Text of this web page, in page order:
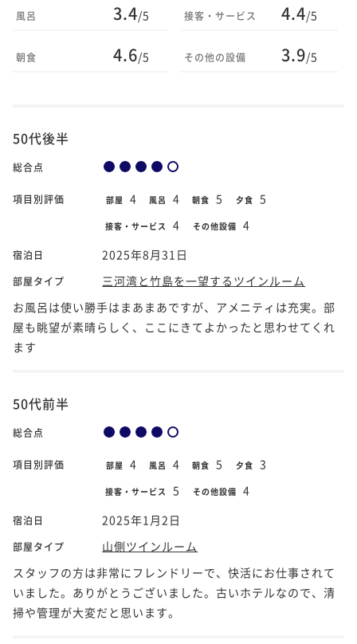
風呂 3.4/5
朝食 4.6/5
接客・サービス 4.4/5
その他の設備 3.9/5
50代後半
総合点
項目別評価 部屋 4 風呂 4 朝食 5 夕食 5
接客・サービス 4 その他設備 4
宿泊日 2025年8月31日
部屋タイプ
三河湾と竹島を一望するツインルーム
お風呂は使い勝手はまあまあですが、アメニティは充実。部
屋も眺望が素晴らしく、ここにきてよかったと思わせてくれ
ます
50代前半
総合点
項目別評価 部屋 4 風呂 4 朝食 5 夕食 3
接客・サービス 5 その他設備 4
宿泊日 2025年1月2日
部屋タイプ
山側ツインルーム
スタッフの方は非常にフレンドリーで、快活にお仕事されて
いました。ありがとうございました。古いホテルなので、清
掃や管理が大変だと思います。